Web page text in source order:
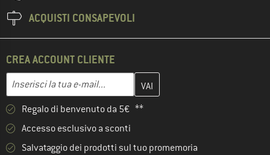
ACQUISTI CONSAPEVOLI
CREA ACCOUNT CLIENTE
Indirizzo e-mail
Inserisci qui il tuo indirizzo e-mail e crea il tuo account cliente
Regalo di benvenuto da 5€ **
Accesso esclusivo a sconti
Salvataggio dei prodotti sul tuo promemoria